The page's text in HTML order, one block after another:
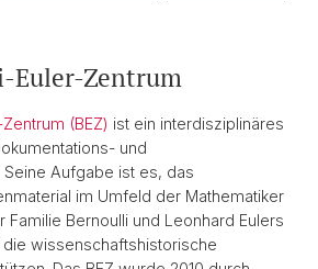
Euler-Zentrum
(BEZ) ist ein interdisziplinäres
und
Aufgabe ist es, das
im Umfeld der Mathematiker
Familie Bernoulli und Leonhard Eulers
wissenschaftshistorische